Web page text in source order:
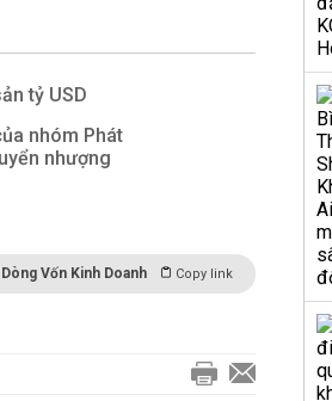
tỷ USD
nhóm Phát
nhượng
Dòng Vốn Kinh Doanh Copy link